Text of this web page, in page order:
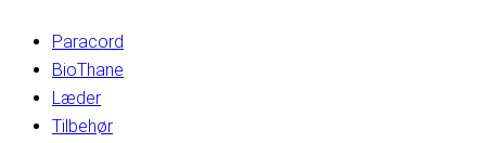
Paracord
BioThane
Læder
Tilbehør